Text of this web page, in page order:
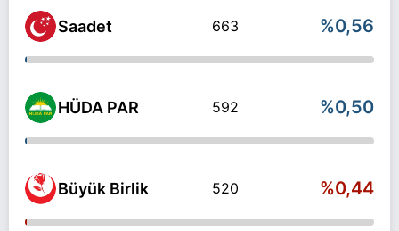
Saadet 663 %0,56
HÜDA PAR 592 %0,50
Büyük Birlik 520 %0,44